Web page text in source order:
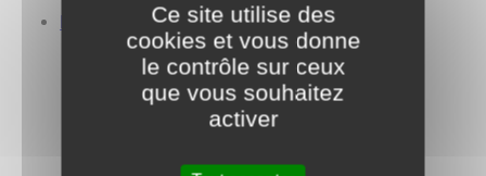
Être accompagné en cas de violences sexuelles
Ce site utilise des
cookies et vous donne
le contrôle sur ceux
que vous souhaitez
activer